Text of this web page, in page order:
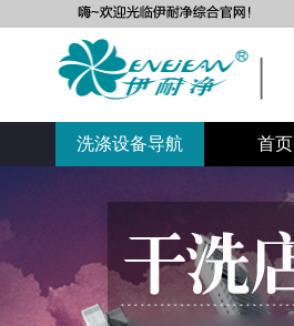
洗涤设备导航 首页